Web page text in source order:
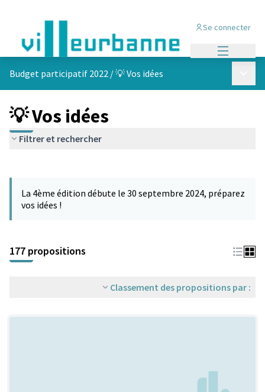
Se connecter
Budget participatif 2022 /💡 Vos idées
💡 Vos idées
Filtrer et rechercher
−
La 4ème édition débute le 30 septembre 2024, préparez
vos idées !
177 propositions
Classement des propositions par :